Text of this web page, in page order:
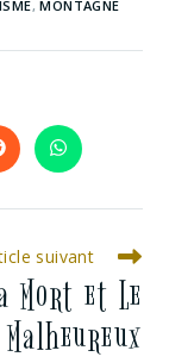
, MONTAGNE
suivant
Mort et Le
Malheureux